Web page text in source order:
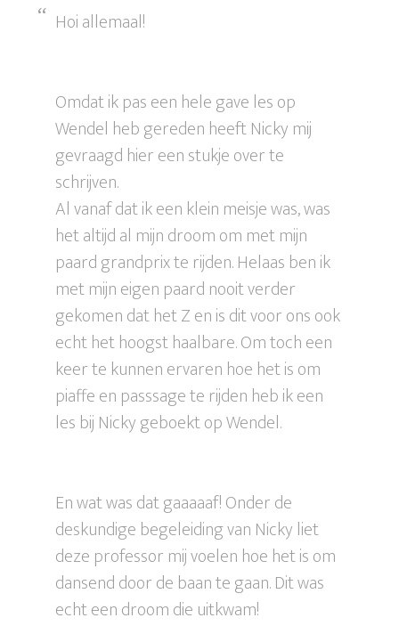
Hoi allemaal!
Omdat ik pas een hele gave les op
Wendel heb gereden heeft Nicky mij
gevraagd hier een stukje over te
schrijven.
Al vanaf dat ik een klein meisje was, was
het altijd al mijn droom om met mijn
paard grandprix te rijden. Helaas ben ik
met mijn eigen paard nooit verder
gekomen dat het Z en is dit voor ons ook
echt het hoogst haalbare. Om toch een
keer te kunnen ervaren hoe het is om
piaffe en passsage te rijden heb ik een
les bij Nicky geboekt op Wendel.
En wat was dat gaaaaaf! Onder de
deskundige begeleiding van Nicky liet
deze professor mij voelen hoe het is om
dansend door de baan te gaan. Dit was
echt een droom die uitkwam!